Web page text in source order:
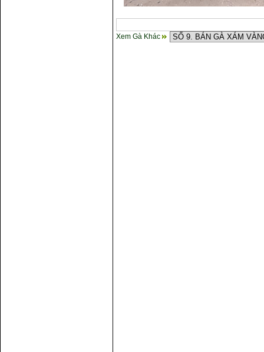
Xem Gà Khác